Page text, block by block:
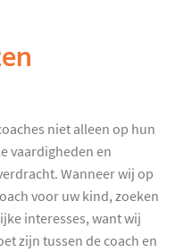
niet alleen op hun
vaardigheden en
Wanneer wij op
voor uw kind, zoeken
interesses, want wij
zijn tussen de coach en